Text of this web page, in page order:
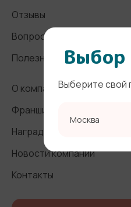
Отзывы
Вопросы и ответы
Полезные статьи
О компании
Франшиза
Награды и СМИ
Новости компании
Контакты
Выбор
Выберите свой
Москва